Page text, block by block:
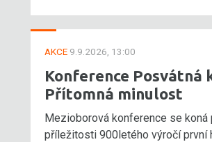
AKCE 9.9.2026, 13:00
Konference Posvátná
Přítomná minulost
Mezioborová konference se koná
příležitosti 900letého výročí první